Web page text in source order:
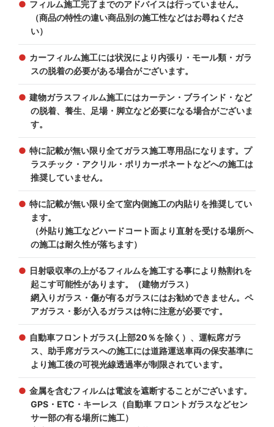
フィルム施工完了までのアドバイスは行っていません。
（商品の特性の違い商品別の施工性などはお尋ねくださ
い）
カーフィルム施工には状況により内張り・モール類・ガラ
スの脱着の必要がある場合がございます。
建物ガラスフィルム施工にはカーテン・ブラインド・など
の脱着、養生、足場・脚立など必要になる場合がございま
す。
特に記載が無い限り全てガラス施工専用品になります。プ
ラスチック・アクリル・ポリカーポネートなどへの施工は
推奨していません。
特に記載が無い限り全て室内側施工の内貼りを推奨してい
ます。
（外貼り施工などハードコート面より直射を受ける場所へ
の施工は耐久性が落ちます）
日射吸収率の上がるフィルムを施工する事により熱割れを
起こす可能性があります。（建物ガラス）
網入りガラス・傷が有るガラスにはお勧めできません。ペ
アガラス・影が入るガラスは特に注意が必要です。
自動車フロントガラス(上部20％を除く）、運転席ガラ
ス、助手席ガラスへの施工には道路運送車両の保安基準に
より施工後の可視光線透過率が制限されています。
金属を含むフィルムは電波を遮断することがございます。
GPS・ETC・キーレス（自動車 フロントガラスなどセン
サー部の有る場所に施工）